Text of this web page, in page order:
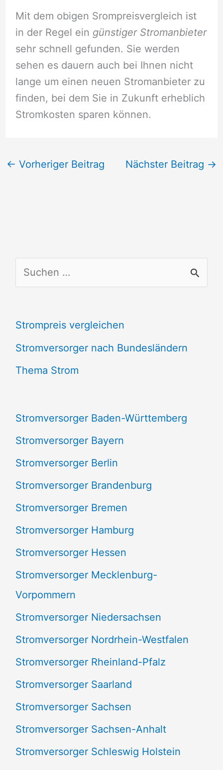
Mit dem obigen Srompreisvergleich ist
in der Regel ein günstiger Stromanbieter
sehr schnell gefunden. Sie werden
sehen es dauern auch bei Ihnen nicht
lange um einen neuen Stromanbieter zu
finden, bei dem Sie in Zukunft erheblich
Stromkosten sparen können.
← Vorheriger Beitrag Nächster Beitrag →
u
h
e
n
h
:
Strompreis vergleichen
Stromversorger nach Bundesländern
Thema Strom
Stromversorger Baden-Württemberg
Stromversorger Bayern
Stromversorger Berlin
Stromversorger Brandenburg
Stromversorger Bremen
Stromversorger Hamburg
Stromversorger Hessen
Stromversorger Mecklenburg-
Vorpommern
Stromversorger Niedersachsen
Stromversorger Nordrhein-Westfalen
Stromversorger Rheinland-Pfalz
Stromversorger Saarland
Stromversorger Sachsen
Stromversorger Sachsen-Anhalt
Stromversorger Schleswig Holstein